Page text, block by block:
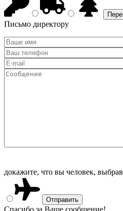
Письмо директору
докажите, что вы человек, выбрав
Спасибо за Ваше сообщение!